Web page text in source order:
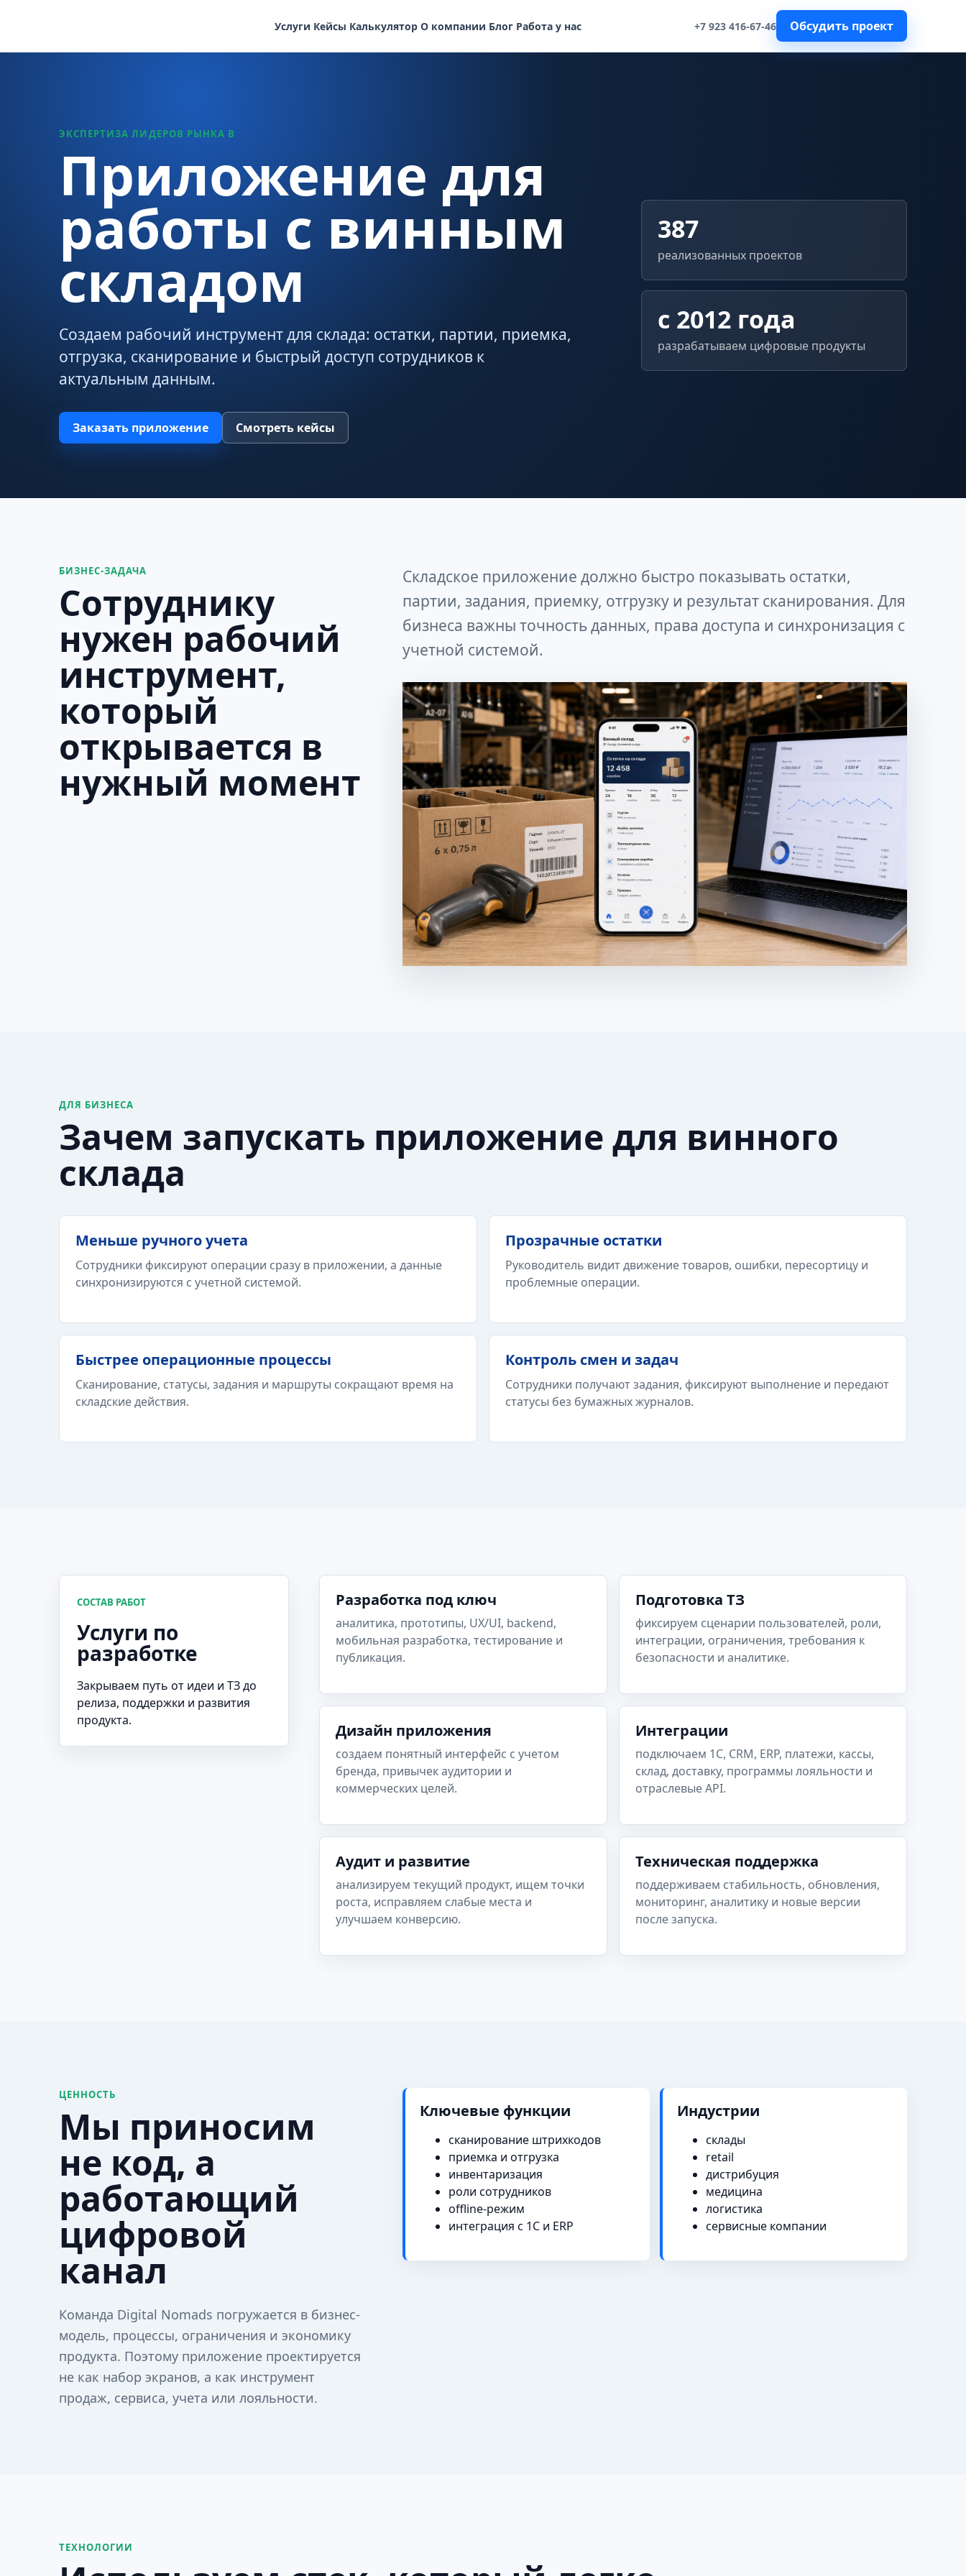
Услуги Кейсы Калькулятор О компании Блог Работа у нас +7 923 416-67-46 Обсудить проект
ЭКСПЕРТИЗА ЛИДЕРОВ РЫНКА В
Приложение для
работы с винным
складом
Создаем рабочий инструмент для склада: остатки, партии, приемка,
отгрузка, сканирование и быстрый доступ сотрудников к
актуальным данным.
Заказать приложение Смотреть кейсы
387
реализованных проектов
с 2012 года
разрабатываем цифровые продукты
БИЗНЕС-ЗАДАЧА
Сотруднику
нужен рабочий
инструмент,
который
открывается в
нужный момент
Складское приложение должно быстро показывать остатки,
партии, задания, приемку, отгрузку и результат сканирования. Для
бизнеса важны точность данных, права доступа и синхронизация с
учетной системой.
ДЛЯ БИЗНЕСА
Зачем запускать приложение для винного
склада
Меньше ручного учета
Сотрудники фиксируют операции сразу в приложении, а данные
синхронизируются с учетной системой.
Прозрачные остатки
Руководитель видит движение товаров, ошибки, пересортицу и
проблемные операции.
Быстрее операционные процессы
Сканирование, статусы, задания и маршруты сокращают время на
складские действия.
Контроль смен и задач
Сотрудники получают задания, фиксируют выполнение и передают
статусы без бумажных журналов.
СОСТАВ РАБОТ
Услуги по
разработке
Закрываем путь от идеи и ТЗ до
релиза, поддержки и развития
продукта.
Разработка под ключ
аналитика, прототипы, UX/UI, backend,
мобильная разработка, тестирование и
публикация.
Подготовка ТЗ
фиксируем сценарии пользователей, роли,
интеграции, ограничения, требования к
безопасности и аналитике.
Дизайн приложения
создаем понятный интерфейс с учетом
бренда, привычек аудитории и
коммерческих целей.
Интеграции
подключаем 1С, CRM, ERP, платежи, кассы,
склад, доставку, программы лояльности и
отраслевые API.
Аудит и развитие
анализируем текущий продукт, ищем точки
роста, исправляем слабые места и
улучшаем конверсию.
Техническая поддержка
поддерживаем стабильность, обновления,
мониторинг, аналитику и новые версии
после запуска.
ЦЕННОСТЬ
Мы приносим
не код, а
работающий
цифровой
канал
Команда Digital Nomads погружается в бизнес-
модель, процессы, ограничения и экономику
продукта. Поэтому приложение проектируется
не как набор экранов, а как инструмент
продаж, сервиса, учета или лояльности.
Ключевые функции
сканирование штрихкодов
приемка и отгрузка
инвентаризация
роли сотрудников
offline-режим
интеграция с 1С и ERP
Индустрии
склады
retail
дистрибуция
медицина
логистика
сервисные компании
ТЕХНОЛОГИИ